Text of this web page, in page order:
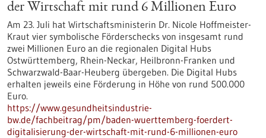
der Wirtschaft mit rund 6 Millionen Euro
Am 23. Juli hat Wirtschaftsministerin Dr. Nicole Hoffmeister-
Kraut vier symbolische Förderschecks von insgesamt rund
zwei Millionen Euro an die regionalen Digital Hubs
Ostwürttemberg, Rhein-Neckar, Heilbronn-Franken und
Schwarzwald-Baar-Heuberg übergeben. Die Digital Hubs
erhalten jeweils eine Förderung in Höhe von rund 500.000
Euro.
https://www.gesundheitsindustrie-
bw.de/fachbeitrag/pm/baden-wuerttemberg-foerdert-
digitalisierung-der-wirtschaft-mit-rund-6-millionen-euro